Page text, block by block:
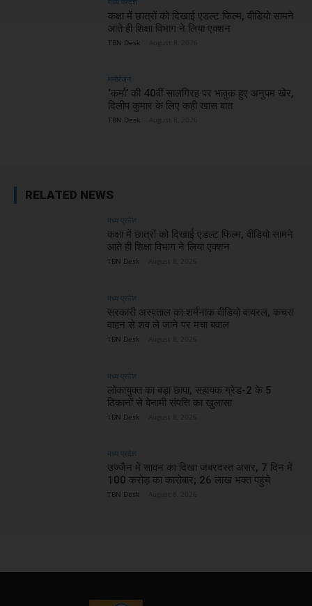
कक्षा में छात्रों को दिखाई एडल्ट फिल्म, वीडियो सामने
आते ही शिक्षा विभाग ने लिया एक्शन
TBN Desk
मनोरंजन
‘कर्मा’ की 40वीं सालगिरह पर भावुक हुए अनुपम खेर,
दिलीप कुमार के लिए कही खास बात
TBN Desk
RELATED NEWS
मध्य प्रदेश
कक्षा में छात्रों को दिखाई एडल्ट फिल्म, वीडियो सामने
आते ही शिक्षा विभाग ने लिया एक्शन
TBN Desk
मध्य प्रदेश
सरकारी अस्पताल का शर्मनाक वीडियो वायरल, कचरा
वाहन से शव ले जाने पर मचा बवाल
TBN Desk
मध्य प्रदेश
लोकायुक्त का बड़ा छापा, सहायक ग्रेड-2 के 5
ठिकानों से बेनामी संपत्ति का खुलासा
TBN Desk
मध्य प्रदेश
उज्जैन में सावन का दिखा जबरदस्त असर, 7 दिन में
100 करोड़ का कारोबार; 26 लाख भक्त पहुंचे
TBN Desk